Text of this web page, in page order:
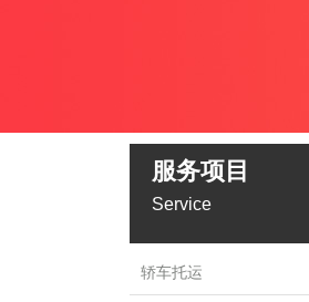
服务项目
Service
轿车托运